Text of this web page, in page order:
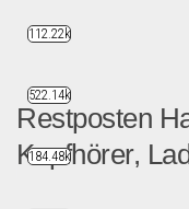
Restposten
Kopfhörer,
112.22k
522.14k
184.48k